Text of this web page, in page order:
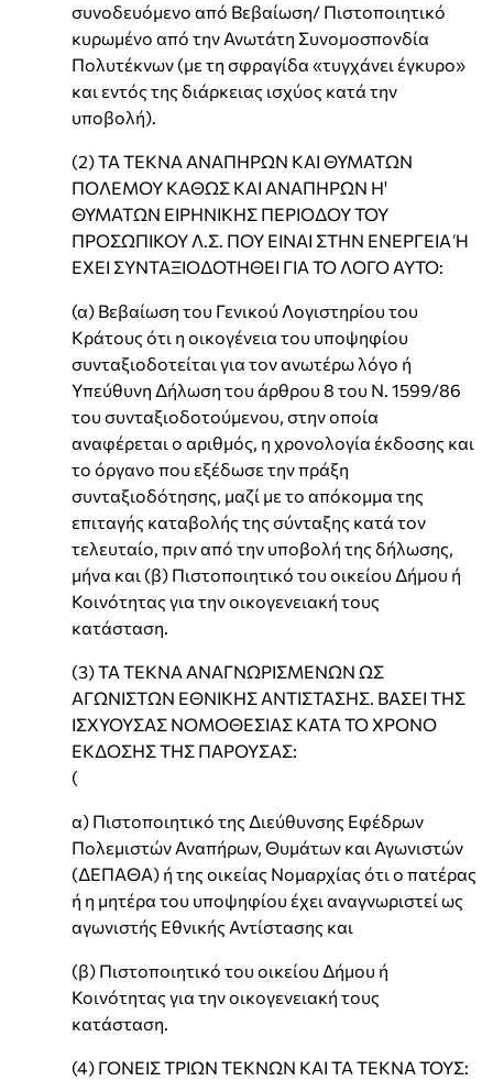
συνοδευόμενο από Βεβαίωση/ Πιστοποιητικό
κυρωμένο από την Ανωτάτη Συνομοσπονδία
Πολυτέκνων (με τη σφραγίδα «τυγχάνει έγκυρο»
και εντός της διάρκειας ισχύος κατά την
υποβολή).
(2) ΤΑ ΤΕΚΝΑ ΑΝΑΠΗΡΩΝ ΚΑΙ ΘΥΜΑΤΩΝ
ΠΟΛΕΜΟΥ ΚΑΘΩΣ ΚΑΙ ΑΝΑΠΗΡΩΝ Η'
ΘΥΜΑΤΩΝ ΕΙΡΗΝΙΚΗΣ ΠΕΡΙΟΔΟΥ ΤΟΥ
ΠΡΟΣΩΠΙΚΟΥ Λ.Σ. ΠΟΥ ΕΙΝΑΙ ΣΤΗΝ ΕΝΕΡΓΕΙΑ Ή
ΕΧΕΙ ΣΥΝΤΑΞΙΟΔΟΤΗΘΕΙ ΓΙΑ ΤΟ ΛΟΓΟ ΑΥΤΟ:
(α) Βεβαίωση του Γενικού Λογιστηρίου του
Κράτους ότι η οικογένεια του υποψηφίου
συνταξιοδοτείται για τον ανωτέρω λόγο ή
Υπεύθυνη Δήλωση του άρθρου 8 του Ν. 1599/86
του συνταξιοδοτούμενου, στην οποία
αναφέρεται ο αριθμός, η χρονολογία έκδοσης και
το όργανο που εξέδωσε την πράξη
συνταξιοδότησης, μαζί με το απόκομμα της
επιταγής καταβολής της σύνταξης κατά τον
τελευταίο, πριν από την υποβολή της δήλωσης,
μήνα και (β) Πιστοποιητικό του οικείου Δήμου ή
Κοινότητας για την οικογενειακή τους
κατάσταση.
(3) ΤΑ ΤΕΚΝΑ ΑΝΑΓΝΩΡΙΣΜΕΝΩΝ ΩΣ
ΑΓΩΝΙΣΤΩΝ ΕΘΝΙΚΗΣ ΑΝΤΙΣΤΑΣΗΣ. ΒΑΣΕΙ ΤΗΣ
ΙΣΧΥΟΥΣΑΣ ΝΟΜΟΘΕΣΙΑΣ ΚΑΤΑ ΤΟ ΧΡΟΝΟ
ΕΚΔΟΣΗΣ ΤΗΣ ΠΑΡΟΥΣΑΣ:
(
α) Πιστοποιητικό της Διεύθυνσης Εφέδρων
Πολεμιστών Αναπήρων, Θυμάτων και Αγωνιστών
(ΔΕΠΑΘΑ) ή της οικείας Νομαρχίας ότι ο πατέρας
ή η μητέρα του υποψηφίου έχει αναγνωριστεί ως
αγωνιστής Εθνικής Αντίστασης και
(β) Πιστοποιητικό του οικείου Δήμου ή
Κοινότητας για την οικογενειακή τους
κατάσταση.
(4) ΓΟΝΕΙΣ ΤΡΙΩΝ ΤΕΚΝΩΝ ΚΑΙ ΤΑ ΤΕΚΝΑ ΤΟΥΣ: